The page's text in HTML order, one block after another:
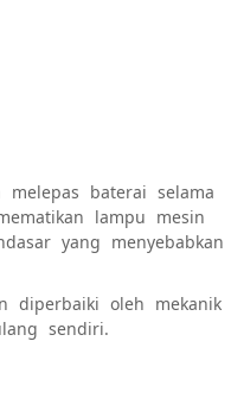
baterai selama
lampu mesin
yang menyebabkan
diperbaiki oleh mekanik
sendiri.